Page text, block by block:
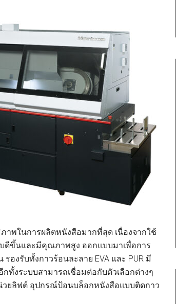
ภาพในการผลิตหนังสือมากที่สุด เนื่องจากใช้
ดีขึ้นและมีคุณภาพสูง ออกแบบมาเพื่อการ
งรับทั้งกาวร้อนละลาย EVA และ PUR มี
ทั้งระบบสามารถเชื่อมต่อกับตัวเลือกต่างๆ
ยลิฟต์ อุปกรณ์ป้อนบล็อกหนังสือแบบติดกาว